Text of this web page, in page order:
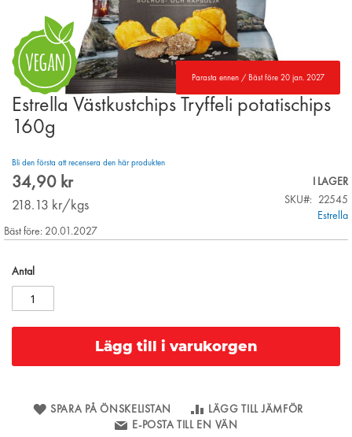
Parasta ennen / Bäst före 20 jan. 2027
Skip
to
the
of
the
gallery
Estrella Västkustchips Tryffeli potatischips
160g
Bli den första att recensera den här produkten
34,90 kr
218.13 kr/kgs
I LAGER
SKU
22545
Estrella
Bäst före: 20.01.2027
Antal
Lägg till i varukorgen
SPARA PÅ ÖNSKELISTAN
LÄGG TILL JÄMFÖR
E-POSTA TILL EN VÄN